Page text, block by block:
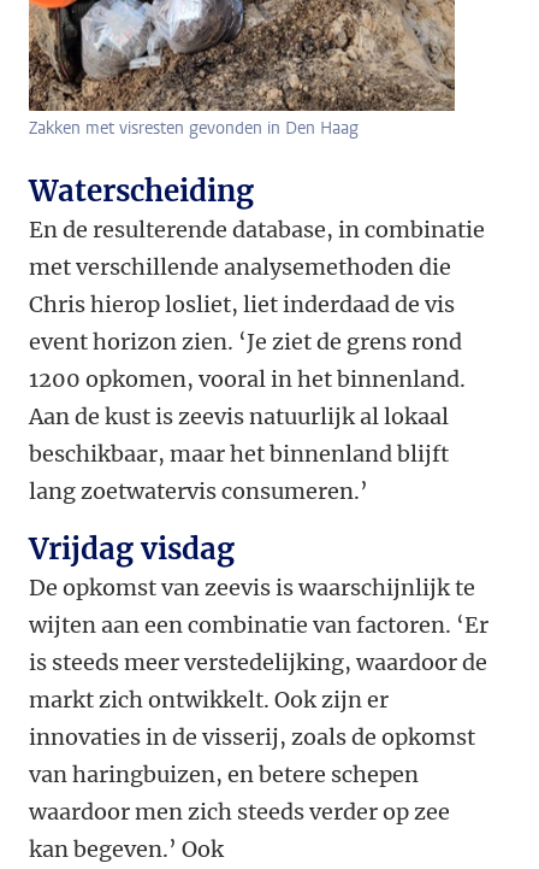
Zakken met visresten gevonden in Den Haag
Waterscheiding
En de resulterende database, in combinatie
met verschillende analysemethoden die
Chris hierop losliet, liet inderdaad de vis
event horizon zien. ‘Je ziet de grens rond
1200 opkomen, vooral in het binnenland.
Aan de kust is zeevis natuurlijk al lokaal
beschikbaar, maar het binnenland blijft
lang zoetwatervis consumeren.’
Vrijdag visdag
De opkomst van zeevis is waarschijnlijk te
wijten aan een combinatie van factoren. ‘Er
is steeds meer verstedelijking, waardoor de
markt zich ontwikkelt. Ook zijn er
innovaties in de visserij, zoals de opkomst
van haringbuizen, en betere schepen
waardoor men zich steeds verder op zee
kan begeven.’ Ook